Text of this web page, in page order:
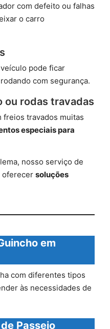
com defeito ou falhas
o carro
pode ficar
com segurança.
ou rodas travadas
freios travados muitas
especiais para
nosso serviço de
oferecer soluções
em
com diferentes tipos
às necessidades de
Passeio